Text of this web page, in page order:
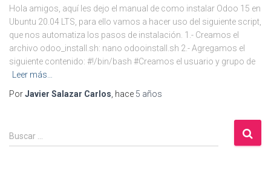
Hola amigos, aquí les dejo el manual de como instalar Odoo 15 en
Ubuntu 20.04 LTS, para ello vamos a hacer uso del siguiente script,
que nos automatiza los pasos de instalación. 1.- Creamos el
archivo odoo_install.sh: nano odooinstall.sh 2.- Agregamos el
siguiente contenido: #!/bin/bash #Creamos el usuario y grupo de
Leer más…
PorJavier Salazar Carlos , hace 5 años
B
u
Buscar …